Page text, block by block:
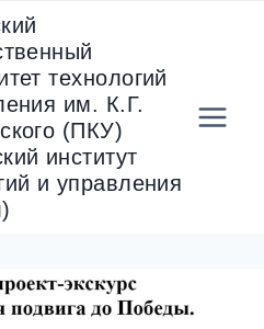
технологий
им. К.Г.
(ПКУ)
институт
и управления